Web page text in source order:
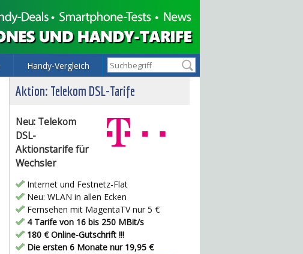
Handy-Vergleich
Aktion: Telekom DSL-Tarife
Neu: Telekom
DSL-
Aktionstarife für
Wechsler
Internet und Festnetz-Flat
Neu: WLAN in allen Ecken
Fernsehen mit MagentaTV nur 5 €
4 Tarife von 16 bis 250 MBit/s
180 € Online-Gutschrift !!!
Die ersten 6 Monate nur 19,95 €